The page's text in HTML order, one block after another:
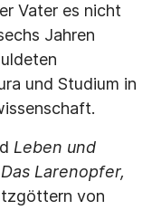
Vater es nicht
Jahren
und Studium in
Leben und
Das Larenopfer,
von